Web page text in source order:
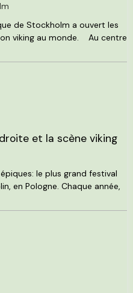
de Stockholm a ouvert les
viking au monde. Au centre
et la scène viking
le plus grand festival
en Pologne. Chaque année,